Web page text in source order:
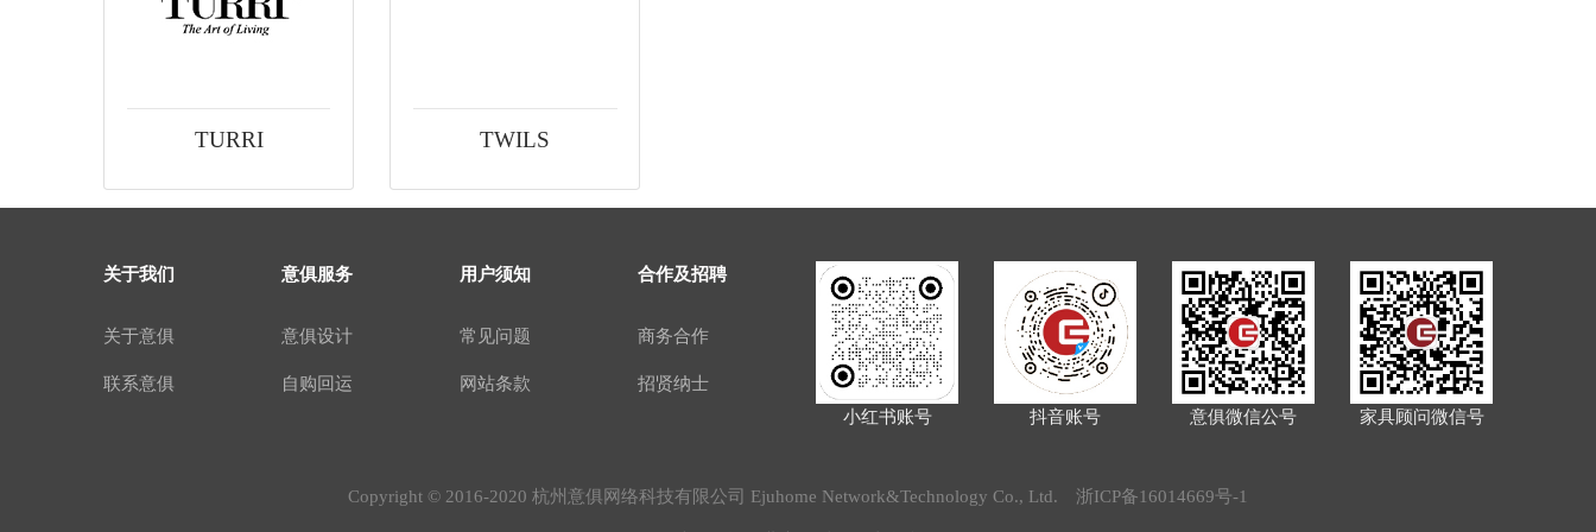
TURRI TWILS
关于我们
关于意俱
联系意俱
意俱服务
意俱设计
自购回运
用户须知
常见问题
网站条款
合作及招聘
商务合作
招贤纳士
小红书账号
抖音账号 意俱微信公号 家具顾问微信号
Copyright © 2016-2020 杭州意俱网络科技有限公司 Ejuhome Network&Technology Co., Ltd. 浙ICP备16014669号-1